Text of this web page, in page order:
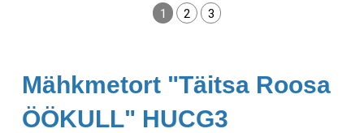
1 2 3
Mähkmetort "Täitsa Roosa
ÖÖKULL" HUCG3